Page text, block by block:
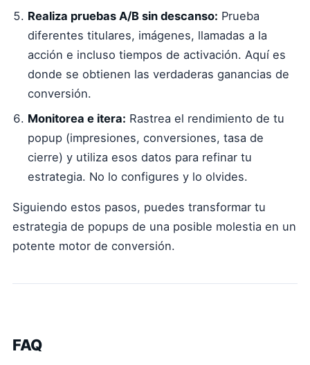
Realiza pruebas A/B sin descanso: Prueba
diferentes titulares, imágenes, llamadas a la
acción e incluso tiempos de activación. Aquí es
donde se obtienen las verdaderas ganancias de
conversión.
Monitorea e itera: Rastrea el rendimiento de tu
popup (impresiones, conversiones, tasa de
cierre) y utiliza esos datos para refinar tu
estrategia. No lo configures y lo olvides.
Siguiendo estos pasos, puedes transformar tu
estrategia de popups de una posible molestia en un
potente motor de conversión.
FAQ